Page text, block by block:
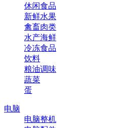
休闲食品
新鲜水果
禽畜肉类
水产海鲜
冷冻食品
饮料
粮油调味
蔬菜
蛋
电脑
电脑整机